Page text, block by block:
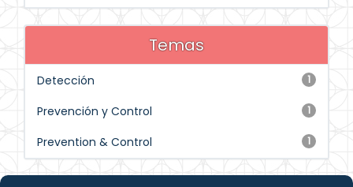
Temas
1
Detección
1
Prevención y Control
1
Prevention & Control